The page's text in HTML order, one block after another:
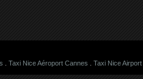
. Taxi Nice Aéroport Cannes . Taxi Nice